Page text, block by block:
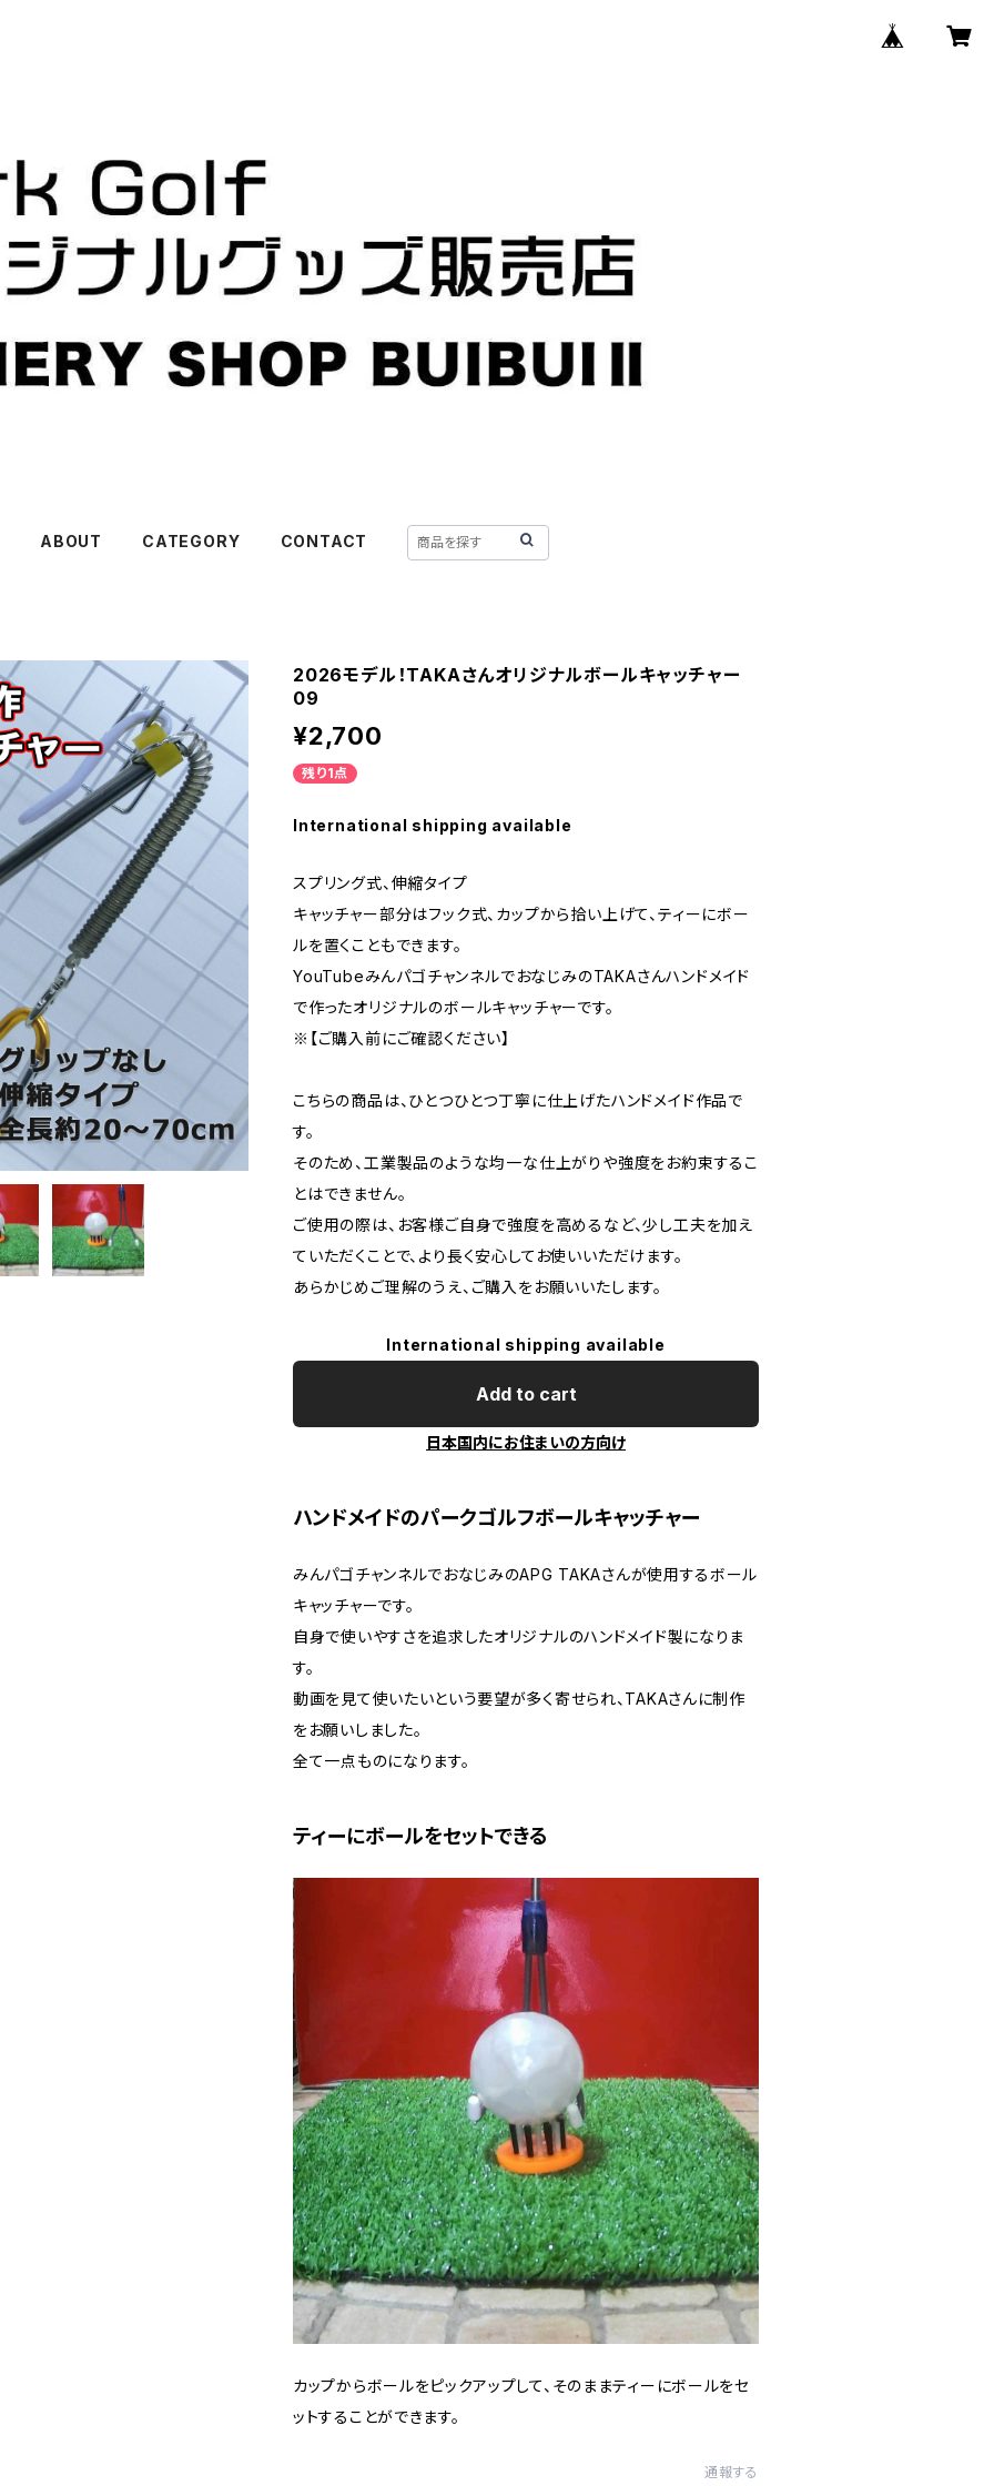
ABOUT CATEGORY CONTACT
2026モデル！TAKAさんオリジナルボールキャッチャー
09
¥2,700
残り1点
International shipping available
スプリング式、伸縮タイプ
キャッチャー部分はフック式、カップから拾い上げて、ティーにボー
ルを置くこともできます。
YouTubeみんパゴチャンネルでおなじみのTAKAさんハンドメイド
で作ったオリジナルのボールキャッチャーです。
※【ご購入前にご確認ください】
こちらの商品は、ひとつひとつ丁寧に仕上げたハンドメイド作品で
す。
そのため、工業製品のような均一な仕上がりや強度をお約束するこ
とはできません。
ご使用の際は、お客様ご自身で強度を高めるなど、少し工夫を加え
ていただくことで、より長く安心してお使いいただけます。
あらかじめご理解のうえ、ご購入をお願いいたします。
International shipping available
Add to cart
日本国内にお住まいの方向け
ハンドメイドのパークゴルフボールキャッチャー
みんパゴチャンネルでおなじみのAPG TAKAさんが使用するボール
キャッチャーです。
自身で使いやすさを追求したオリジナルのハンドメイド製になりま
す。
動画を見て使いたいという要望が多く寄せられ、TAKAさんに制作
をお願いしました。
全て一点ものになります。
ティーにボールをセットできる
カップからボールをピックアップして、そのままティーにボールをセ
ットすることができます。
通報する